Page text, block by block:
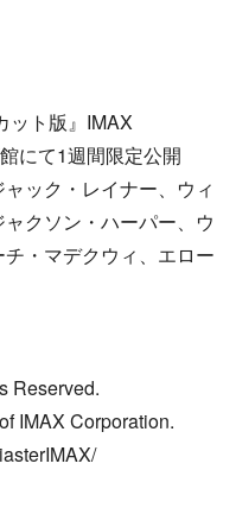
ット版』IMAX
にて1週間限定公開
ック・レイナー、ウィ
クソン・ハーパー、ウ
・マデクウィ、エロー
Reserved.
IMAX Corporation.